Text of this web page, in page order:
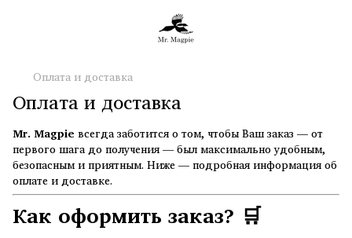
Оплата и доставка
Оплата и доставка
Mr. Magpie всегда заботится о том, чтобы Ваш заказ — от
первого шага до получения — был максимально удобным,
безопасным и приятным. Ниже — подробная информация об
оплате и доставке.
Как оформить заказ? 🛒